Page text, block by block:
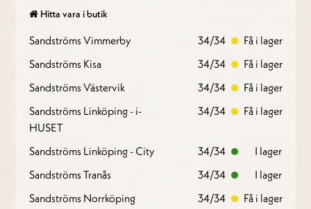
Hitta vara i butik
Sandströms Vimmerby 34/34
Få i lager
Sandströms Kisa
34/34
Få i lager
Sandströms Västervik
34/34
Få i lager
Sandströms Linköping - i-
HUSET
34/34 Få i lager
Sandströms Linköping - City 34/34
I lager
Sandströms Tranås
34/34
I lager
Sandströms Norrköping
34/34
Få i lager